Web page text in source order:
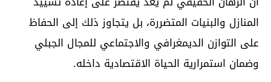
المنازل والبنيات المتضررة، بل يتجاوز ذلك إلى الحفاظ
على التوازن الديمغرافي والاجتماعي للمجال الجبلي
وضمان استمرارية الحياة الاقتصادية داخله.